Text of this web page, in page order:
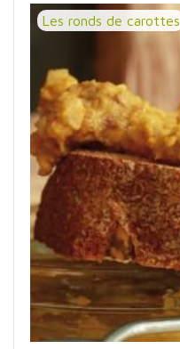
Les ronds de carottes